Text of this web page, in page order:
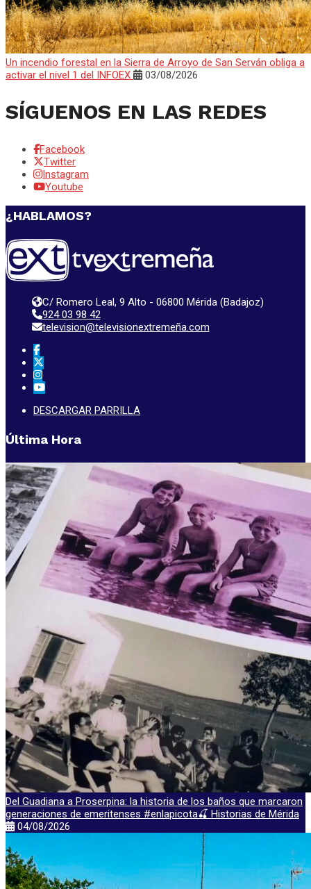
Un incendio forestal en la Sierra de Arroyo de San Serván obliga a
activar el nivel 1 del INFOEX
03/08/2026
SÍGUENOS EN LAS REDES
Facebook
Twitter
Instagram
Youtube
¿HABLAMOS?
C/ Romero Leal, 9 Alto - 06800 Mérida (Badajoz)
924 03 98 42
television@televisionextremeña.com
DESCARGAR PARRILLA
Última Hora
Del Guadiana a Proserpina: la historia de los baños que marcaron
generaciones de emeritenses #enlapicota🍒 Historias de Mérida
04/08/2026